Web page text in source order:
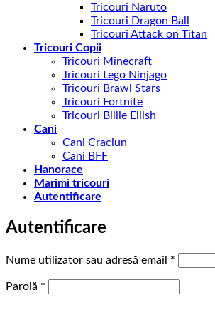
Tricouri Naruto
Tricouri Dragon Ball
Tricouri Attack on Titan
Tricouri Copii
Tricouri Minecraft
Tricouri Lego Ninjago
Tricouri Brawl Stars
Tricouri Fortnite
Tricouri Billie Eilish
Cani
Cani Craciun
Cani BFF
Hanorace
Marimi tricouri
Autentificare
Autentificare
Nume utilizator sau adresă email *
Parolă *